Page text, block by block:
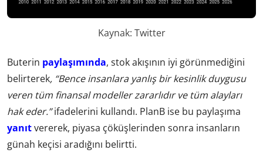
Kaynak: Twitter
Buterin paylaşımında, stok akışının iyi görünmediğini
belirterek, “Bence insanlara yanlış bir kesinlik duygusu
veren tüm finansal modeller zararlıdır ve tüm alayları
hak eder.”ifadelerini kullandı. PlanB ise bu paylaşıma
yanıtvererek, piyasa çöküşlerinden sonra insanların
günah keçisi aradığını belirtti.